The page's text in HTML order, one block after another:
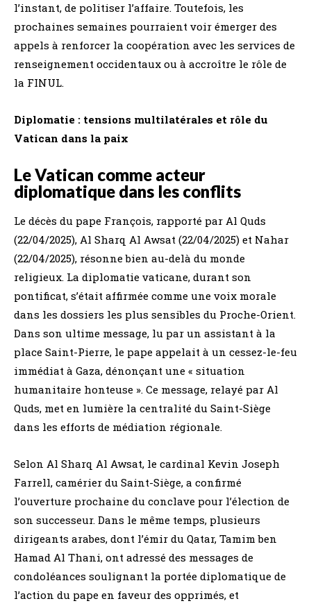
l’instant, de politiser l’affaire. Toutefois, les
prochaines semaines pourraient voir émerger des
appels à renforcer la coopération avec les services de
renseignement occidentaux ou à accroître le rôle de
la FINUL.
Diplomatie : tensions multilatérales et rôle du
Vatican dans la paix
Le Vatican comme acteur
diplomatique dans les conflits
Le décès du pape François, rapporté par Al Quds
(22/04/2025), Al Sharq Al Awsat (22/04/2025) et Nahar
(22/04/2025), résonne bien au-delà du monde
religieux. La diplomatie vaticane, durant son
pontificat, s’était affirmée comme une voix morale
dans les dossiers les plus sensibles du Proche-Orient.
Dans son ultime message, lu par un assistant à la
place Saint-Pierre, le pape appelait à un cessez-le-feu
immédiat à Gaza, dénonçant une « situation
humanitaire honteuse ». Ce message, relayé par Al
Quds, met en lumière la centralité du Saint-Siège
dans les efforts de médiation régionale.
Selon Al Sharq Al Awsat, le cardinal Kevin Joseph
Farrell, camérier du Saint-Siège, a confirmé
l’ouverture prochaine du conclave pour l’élection de
son successeur. Dans le même temps, plusieurs
dirigeants arabes, dont l’émir du Qatar, Tamim ben
Hamad Al Thani, ont adressé des messages de
condoléances soulignant la portée diplomatique de
l’action du pape en faveur des opprimés, et